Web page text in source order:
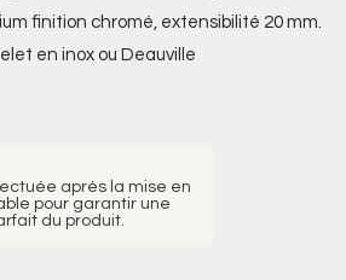
finition chromé, extensibilité 20 mm.
en inoxou Deauville
après la mise en
pour garantir une
du produit.